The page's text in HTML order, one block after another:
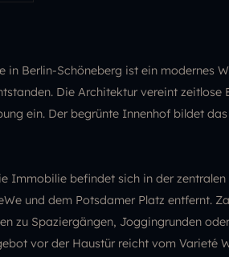
in Berlin-Schöneberg ist ein modernes
Die Architektur vereint
ein. Der begrünte Innenhof bildet
Immobilie befindet sich in der
und dem Potsdamer Platz entfernt.
zu Spaziergängen, Joggingrunden
vor der Haustür reicht vom Varieté